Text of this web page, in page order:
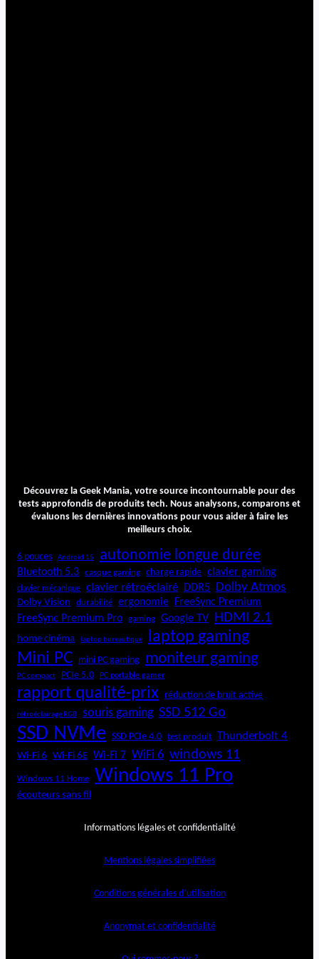
Découvrez la Geek Mania, votre source incontournable pour des
tests approfondis de produits tech. Nous analysons, comparons et
évaluons les dernières innovations pour vous aider à faire les
meilleurs choix.
6 pouces Android 15 autonomie longue durée
Bluetooth 5.3 casque gaming charge rapide clavier gaming
clavier mécanique clavier rétroéclairé DDR5 Dolby Atmos
Dolby Vision durabilité ergonomie
FreeSync Premium
FreeSync Premium Pro
gaming Google TV HDMI 2.1
home cinéma laptop bureautique laptop gaming
Mini PC mini PC gaming moniteur gaming
PC compact PCIe 5.0 PC portable gamer
rapport qualité-prix réduction de bruit active
rétroéclairage RGB souris gaming SSD 512 Go
SSD NVMe SSD PCIe 4.0 test produit Thunderbolt 4
Wi-Fi 6 Wi-Fi 6E Wi-Fi 7 WiFi 6 windows 11
Windows 11 Home Windows 11 Pro
écouteurs sans fil
Informations légales et confidentialité
Mentions légales simplifiées
Conditions générales d’utilisation
Anonymat et confidentialité